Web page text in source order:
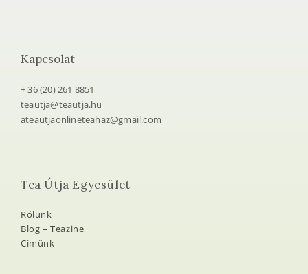
Kapcsolat
+ 36 (20) 261 8851
teautja@teautja.hu
ateautjaonlineteahaz@gmail.com
Tea Útja Egyesület
Rólunk
Blog – Teazine
Címünk